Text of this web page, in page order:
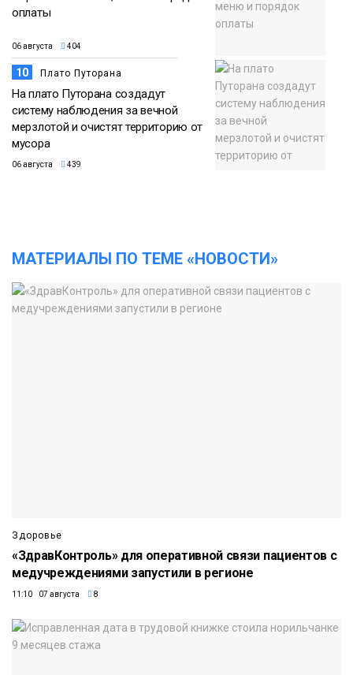
оплаты
06 августа 404
10 Плато Путорана
На плато Путорана создадут
систему наблюдения за вечной
мерзлотой и очистят территорию от
мусора
06 августа 439
МАТЕРИАЛЫ ПО ТЕМЕ «НОВОСТИ»
Здоровье
«ЗдравКонтроль» для оперативной связи пациентов с
медучреждениями запустили в регионе
11:10 07 августа 8